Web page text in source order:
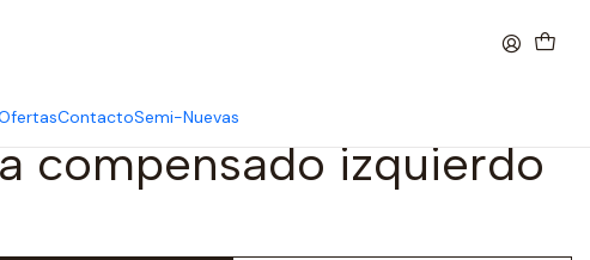
ContactoSemi-Nuevas
compensado izquierdo